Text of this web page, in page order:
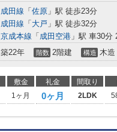
成田線 「 佐原 」駅 徒歩23分
成田線 「 大戸 」駅 徒歩32分
京成本線 「 成田空港 」駅 車30分
築22年 階数 2階建 構造 木造
敷金 礼金 間取り
1ヶ月 0ヶ月 2LDK